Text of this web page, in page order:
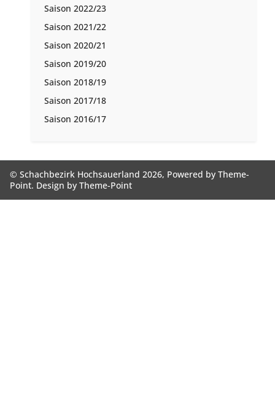
Saison 2022/23
Saison 2021/22
Saison 2020/21
Saison 2019/20
Saison 2018/19
Saison 2017/18
Saison 2016/17
© Schachbezirk Hochsauerland 2026, Powered byTheme-
Point. Design byTheme-Point